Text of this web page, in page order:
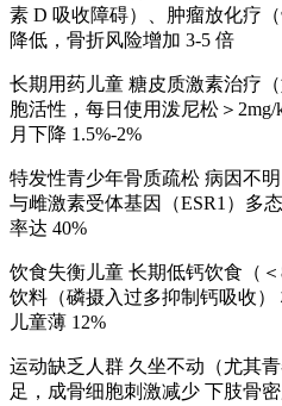
素 D 吸收障碍）、肿瘤放化疗
降低，骨折风险增加 3-5 倍
长期用药儿童 糖皮质激素治疗
胞活性，每日使用泼尼松＞
月下降 1.5%-2%
特发性青少年骨质疏松 病因不
与雌激素受体基因（ESR1）多
率达 40%
饮食失衡儿童 长期低钙饮食（
饮料（磷摄入过多抑制钙吸收
儿童薄 12%
运动缺乏人群 久坐不动（尤其
足，成骨细胞刺激减少 下肢骨